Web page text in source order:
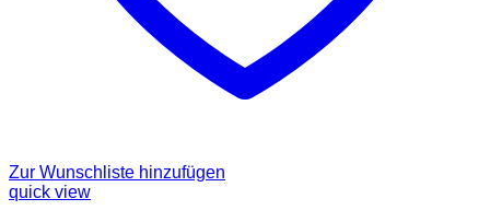
Zur Wunschliste hinzufügen
quick view